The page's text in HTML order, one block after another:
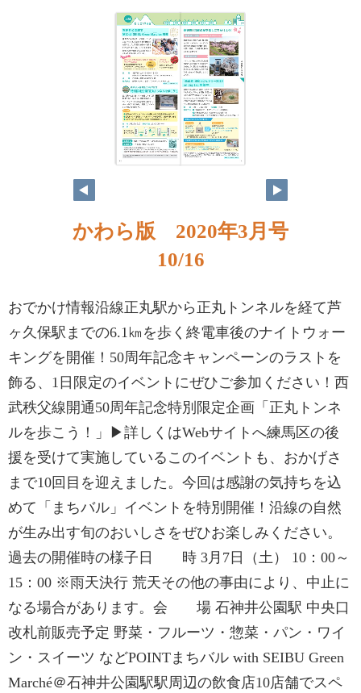
かわら版 2020年3月号
10/16
おでかけ情報沿線正丸駅から正丸トンネルを経て芦
ヶ久保駅までの6.1㎞を歩く終電車後のナイトウォー
キングを開催！50周年記念キャンペーンのラストを
飾る、1日限定のイベントにぜひご参加ください！西
武秩父線開通50周年記念特別限定企画「正丸トンネ
ルを歩こう！」▶詳しくはWebサイトへ練馬区の後
援を受けて実施しているこのイベントも、おかげさ
まで10回目を迎えました。今回は感謝の気持ちを込
めて「まちバル」イベントを特別開催！沿線の自然
が生み出す旬のおいしさをぜひお楽しみください。
過去の開催時の様子日 時 3月7日（土） 10：00～
15：00 ※雨天決行 荒天その他の事由により、中止に
なる場合があります。会 場 石神井公園駅 中央口
改札前販売予定 野菜・フルーツ・惣菜・パン・ワイ
ン・スイーツ などPOINTまちバル with SEIBU Green
Marché＠石神井公園駅駅周辺の飲食店10店舗でスペ